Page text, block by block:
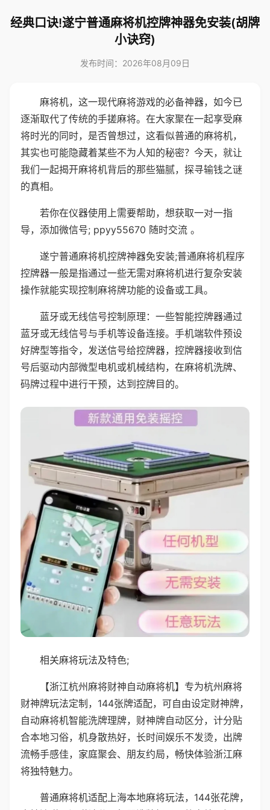
经典口诀!遂宁普通麻将机控牌神器免安装(胡牌
小诀窍)
发布时间：2026年08月09日
麻将机，这一现代麻将游戏的必备神器，如今已
逐渐取代了传统的手搓麻将。在大家聚在一起享受麻
将时光的同时，是否曾想过，这看似普通的麻将机，
其实也可能隐藏着某些不为人知的秘密？今天，就让
我们一起揭开麻将机背后的那些猫腻，探寻输钱之谜
的真相。
若你在仪器使用上需要帮助，想获取一对一指
导，添加微信号; ppyy55670 随时交流 。
遂宁普通麻将机控牌神器免安装;普通麻将机程序
控牌器一般是指通过一些无需对麻将机进行复杂安装
操作就能实现控制麻将牌功能的设备或工具。
蓝牙或无线信号控制原理：一些智能控牌器通过
蓝牙或无线信号与手机等设备连接。手机端软件预设
好牌型等指令，发送信号给控牌器，控牌器接收到信
号后驱动内部微型电机或机械结构，在麻将机洗牌、
码牌过程中进行干预，达到控牌目的。
相关麻将玩法及特色;
【浙江杭州麻将财神自动麻将机】专为杭州麻将
财神牌玩法定制，144张牌适配，可自由设定财神牌，
自动麻将机智能洗牌理牌，财神牌自动区分，计分贴
合本地习俗，机身散热好，长时间娱乐不发烫，出牌
流畅手感佳，家庭聚会、朋友约局，畅快体验浙江麻
将独特魅力。
普通麻将机适配上海本地麻将玩法，144张花牌，